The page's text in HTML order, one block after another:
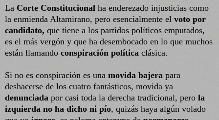
La Corte Constitucional ha enderezado injusticias como
la enmienda Altamirano, pero esencialmente el voto por
candidato, que tiene a los partidos políticos emputados,
es el más vergón y que ha desembocado en lo que muchos
están llamando conspiración política clásica.
Si no es conspiración es una movida bajera para
deshacerse de los cuatro fantásticos, movida ya
denunciada por casi toda la derecha tradicional, pero la
izquierda no ha dicho ni pío, quizás haya algún volado